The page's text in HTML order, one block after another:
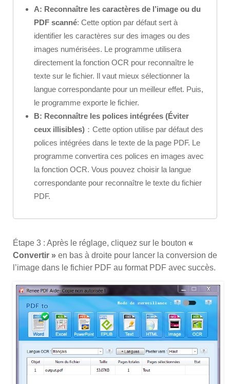
A: Reconnaître les caractères de l’image ou du
PDF scanné: Cette option par défaut sert à
identifier les caractères sur des images ou des
images numérisées. Le programme utilisera
directement la fonction OCR pour reconnaître le
texte sur le fichier. Il vaut mieux sélectionner la
langue correspondante pour un meilleur effet. Puis,
le programme exporte le fichier.
B: Reconnaître les polices intégrées (Éviter
ceux illisibles) ：Cette option utilise par défaut des
polices intégrées dans le texte de la page PDF. Le
programme convertira ces polices en images avec
la fonction OCR. Vous pouvez choisir la langue
correspondante pour reconnaître le texte du fichier
PDF.
Étape 3 : Après le réglage, cliquez sur le bouton «
Convertir » en bas à droite pour lancer la conversion de
l’image dans le fichier PDF au format PDF avec succès.